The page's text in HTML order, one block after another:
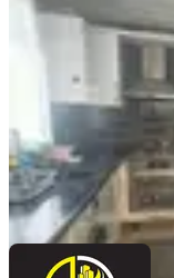
01 ÖZKAYA BİNA
LTD.ŞTİ.01 Özkaya
Ara